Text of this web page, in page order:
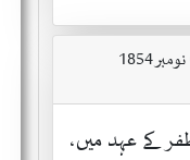
کے عہد میں،